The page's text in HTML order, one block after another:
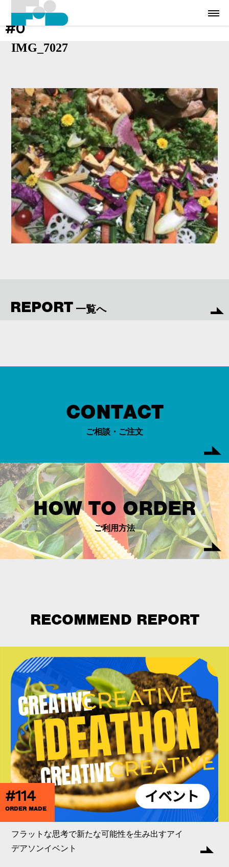
#0
IMG_7027
REPORT 一覧へ
CONTACT
ご相談・ご注文
HOW TO ORDER
ご利用方法
RECOMMEND REPORT
#114
ORDER MADE
フラットな思考で新たな可能性を生み出すアイ
デアソンイベント